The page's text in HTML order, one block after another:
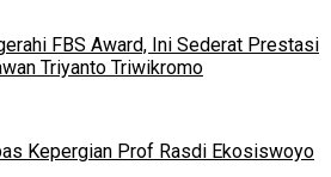
FBS Award, Ini Sederat Prestasi
Triyanto Triwikromo
Kepergian Prof Rasdi Ekosiswoyo